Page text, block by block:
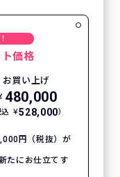
価格
お買い上げ
480,000
込 ￥528,000）
円（税抜）が
たにお仕立てす